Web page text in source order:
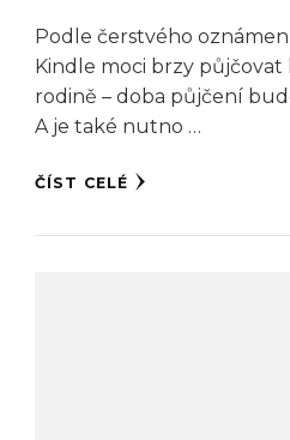
Podle čerstvého
Kindle moci brzy
rodině – doba půjčení
A je také nutno …
ČÍST CELÉ